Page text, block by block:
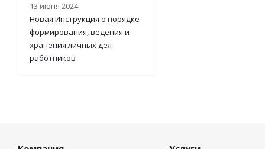
13 июня 2024
Новая Инструкция о порядке
формирования, ведения и
хранения личных дел
работников